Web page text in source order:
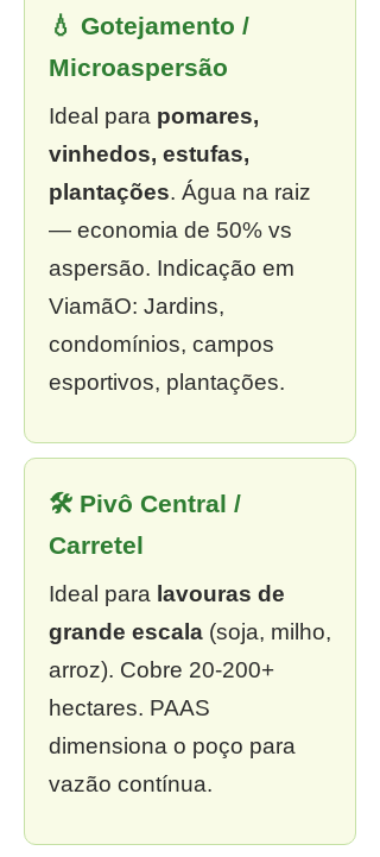
💧 Gotejamento /
Microaspersão
Ideal para pomares,
vinhedos, estufas,
plantações. Água na raiz
— economia de 50% vs
aspersão. Indicação em
ViamãO: Jardins,
condomínios, campos
esportivos, plantações.
🛠 Pivô Central /
Carretel
Ideal para lavouras de
grande escala (soja, milho,
arroz). Cobre 20-200+
hectares. PAAS
dimensiona o poço para
vazão contínua.